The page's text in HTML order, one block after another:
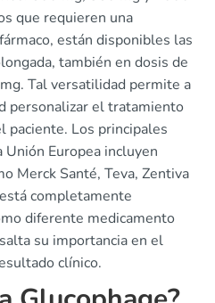
que requieren una
están disponibles las
también en dosis de
Tal versatilidad permite a
personalizar el tratamiento
paciente. Los principales
Unión Europea incluyen
Merck Santé, Teva, Zentiva
completamente
diferente medicamento
su importancia en el
clínico.